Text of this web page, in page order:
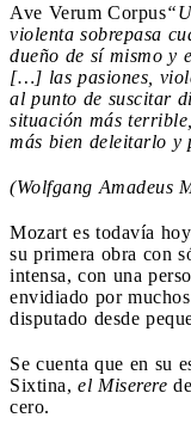
Ave Verum Corpus
violenta sobrepasa
dueño de sí mismo y
[…] las pasiones,
al punto de suscitar
situación más
más bien deleitarlo y
(Wolfgang Amadeus
Mozart es todavía
su primera obra con
intensa, con una
envidiado por
disputado desde
Se cuenta que en su
Sixtina, el Miserere
cero.